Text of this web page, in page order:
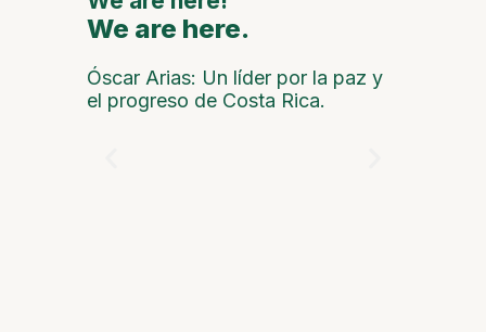
We are here.
Óscar Arias: Un líder por la paz y
el progreso de Costa Rica.